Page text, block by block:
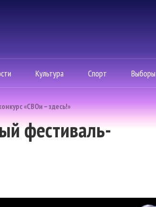
Культура Спорт Выборы
«СВОи – здесь!»
фестиваль-